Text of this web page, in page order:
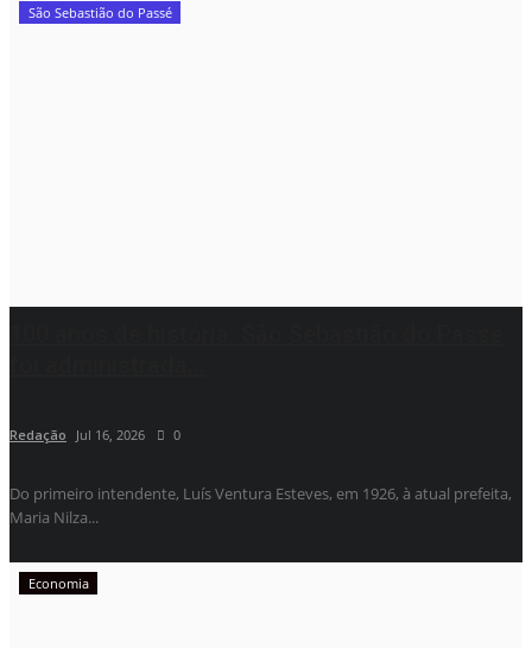
São Sebastião do Passé
Redação Jul 16, 2026 0
Do primeiro intendente, Luís Ventura Esteves, em 1926, à atual prefeita,
Maria Nilza...
Economia